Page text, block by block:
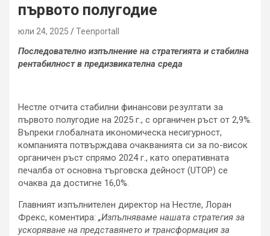
първото полугодие
юли 24, 2025 Teenportall
Последователно изпълнение на стратегията и стабилна
рентабилност в предизвикателна среда
Нестле отчита стабилни финансови резултати за
първото полугодие на 2025 г., с органичен ръст от 2,9%.
Въпреки глобалната икономическа несигурност,
компанията потвърждава очакванията си за по-висок
органичен ръст спрямо 2024 г., като оперативната
печалба от основна търговска дейност (UTOP) се
очаква да достигне 16,0%.
Главният изпълнителен директор на Нестле, Лоран
Фрекс, коментира: „Изпълняваме нашата стратегия за
ускоряване на представянето и трансформация за